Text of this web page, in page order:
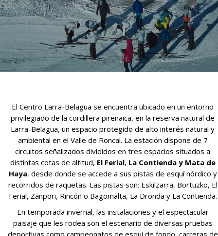
El Centro Larra-Belagua se encuentra ubicado en un entorno
privilegiado de la cordillera pirenaica, en la reserva natural de
Larra-Belagua, un espacio protegido de alto interés natural y
ambiental en el Valle de Roncal. La estación dispone de 7
circuitos señalizados divididos en tres espacios situados a
distintas cotas de altitud, El Ferial, La Contienda y Mata de
Haya, desde donde se accede a sus pistas de esquí nórdico y
recorridos de raquetas. Las pistas son: Eskilzarra, Bortuzko, El
Ferial, Zanpori, Rincón o Bagomalta, La Dronda y La Contienda.
En temporada invernal, las instalaciones y el espectacular
paisaje que les rodea son el escenario de diversas pruebas
deportivas como campeonatos de esquí de fondo, carreras de